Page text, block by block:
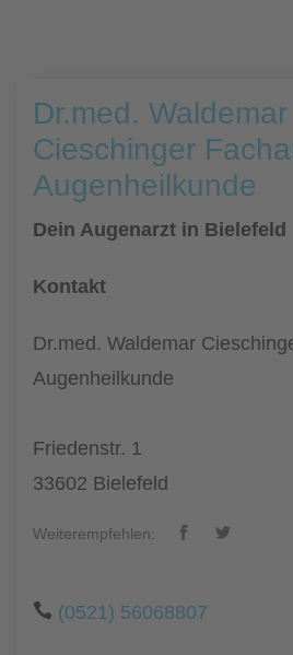
Dr.med. Waldemar
Cieschinger
Augenheilkunde
Dein Augenarzt in Bielefeld
Kontakt
Dr.med. Waldemar
Augenheilkunde
Friedenstr. 1
33602 Bielefeld
Weiterempfehlen:
(0521) 56068807